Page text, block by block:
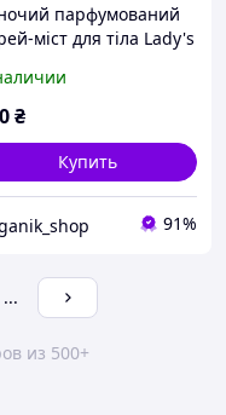
парфумований
міст для тіла Lady's
мл
₴
Купить
91%
...
из 500+